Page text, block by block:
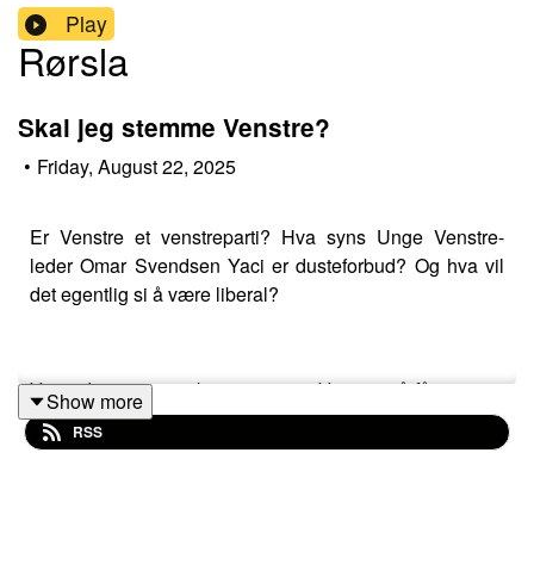
Play
Rørsla
Skal jeg stemme Venstre?
• Friday, August 22, 2025
Er Venstre et venstreparti? Hva syns Unge Venstre-
leder Omar Svendsen Yaci er dusteforbud? Og hva vil
det egentlig si å være liberal?
Vi gir deg en oversikt over partiet Venstre på få minutter
- for deg som er lei av å klikke deg gjennom
spørsmålene i valgomaten, eller prøve å få oversikt
Show more
RSS